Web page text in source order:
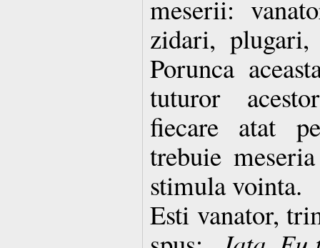
meserii:
zidari,
Porunca
tuturor
fiecare atat
trebuie
stimula vointa.
Esti vanator,